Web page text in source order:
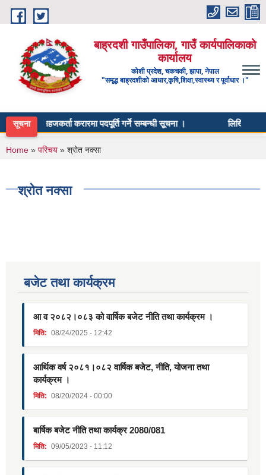
Skip to main content
बाह्रदशी गाउँपालिका, गाउँ कार्यपालिकाको
कार्यालय
कोशी प्रदेश, चकचकी, झापा, नेपाल
"समृद्ध बाह्रदशीको आधार,कृषि,शिक्षा,स्वास्थ्य र पूर्वाधार ।"
सूचना
विकास सहजकर्ता करारमा पदपूर्ति गर्ने सम्बन्धी सूचना । लिखित
You are here
Home » परिचय » श्रोत नक्सा
श्रोत नक्सा
बजेट तथा कार्यक्रम
आ व २०८२।०८३ को वार्षिक बजेट नीति तथा कार्यक्रम ।
मिति: 08/24/2025 - 12:42
आर्थिक वर्ष २०८१।०८२ वार्षिक बजेट, नीति, योजना तथा
कार्यक्रम ।
मिति: 08/20/2024 - 00:00
बार्षिक बजेट नीति तथा कार्यक्र 2080/081
मिति: 09/05/2023 - 11:12